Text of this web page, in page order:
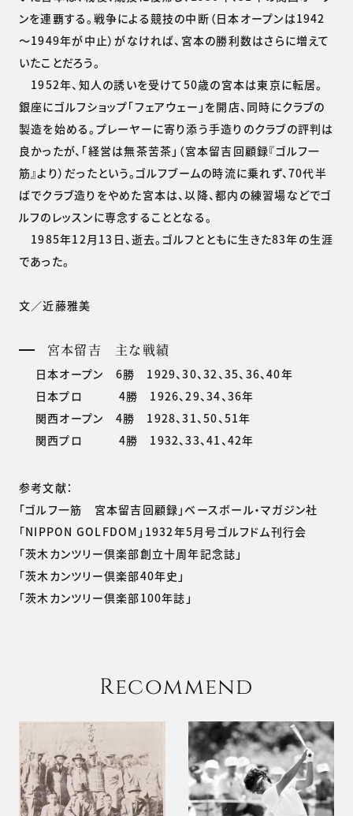
ンを連覇する。戦争による競技の中断（日本オープンは1942
～1949年が中止）がなければ、宮本の勝利数はさらに増えて
いたことだろう。
1952年、知人の誘いを受けて50歳の宮本は東京に転居。
銀座にゴルフショップ「フェアウェー」を開店、同時にクラブの
製造を始める。プレーヤーに寄り添う手造りのクラブの評判は
良かったが、「経営は無茶苦茶」（宮本留吉回顧録『ゴルフ一
筋』より）だったという。ゴルフブームの時流に乗れず、70代半
ばでクラブ造りをやめた宮本は、以降、都内の練習場などでゴ
ルフのレッスンに専念することとなる。
1985年12月13日、逝去。ゴルフとともに生きた83年の生涯
であった。
文／近藤雅美
宮本留吉 主な戦績
日本オープン 6勝 1929、30、32、35、36、40年
日本プロ 4勝 1926、29、34、36年
関西オープン 4勝 1928、31、50、51年
関西プロ 4勝 1932、33、41、42年
参考文献：
「ゴルフ一筋 宮本留吉回顧録」ベースボール・マガジン社
「NIPPON GOLFDOM」1932年5月号ゴルフドム刊行会
「茨木カンツリー倶楽部創立十周年記念誌」
「茨木カンツリー倶楽部40年史」
「茨木カンツリー倶楽部100年誌」
Recommend